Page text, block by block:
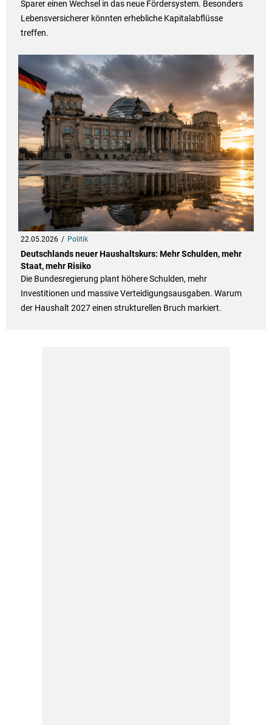
Sparer einen Wechsel in das neue Fördersystem. Besonders
Lebensversicherer könnten erhebliche Kapitalabflüsse
treffen.
22.05.2026 Politik
Deutschlands neuer Haushaltskurs: Mehr Schulden, mehr
Staat, mehr Risiko
Die Bundesregierung plant höhere Schulden, mehr
Investitionen und massive Verteidigungsausgaben. Warum
der Haushalt 2027 einen strukturellen Bruch markiert.